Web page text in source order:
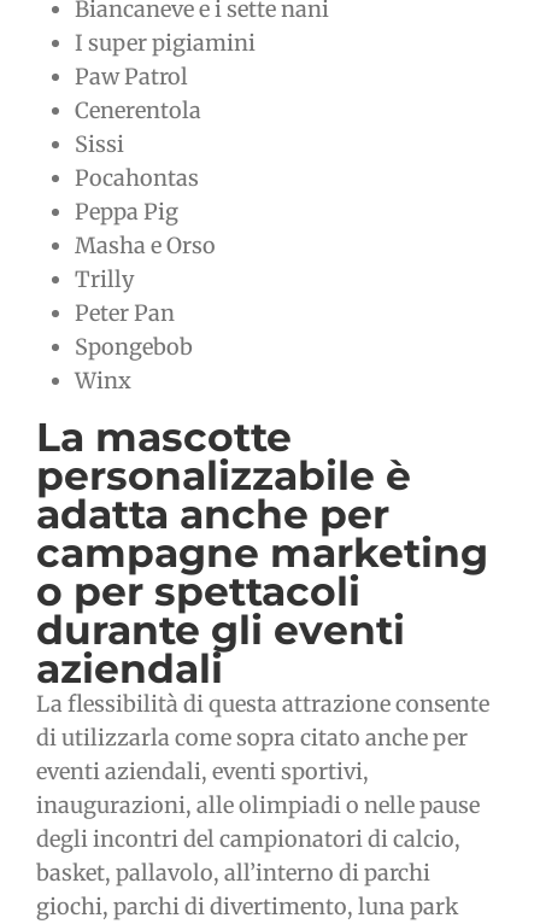
Biancaneve e i sette nani
I super pigiamini
Paw Patrol
Cenerentola
Sissi
Pocahontas
Peppa Pig
Masha e Orso
Trilly
Peter Pan
Spongebob
Winx
La mascotte
personalizzabile è
adatta anche per
campagne marketing
o per spettacoli
durante gli eventi
aziendali
La flessibilità di questa attrazione consente
di utilizzarla come sopra citato anche per
eventi aziendali, eventi sportivi,
inaugurazioni, alle olimpiadi o nelle pause
degli incontri del campionatori di calcio,
basket, pallavolo, all’interno di parchi
giochi, parchi di divertimento, luna park